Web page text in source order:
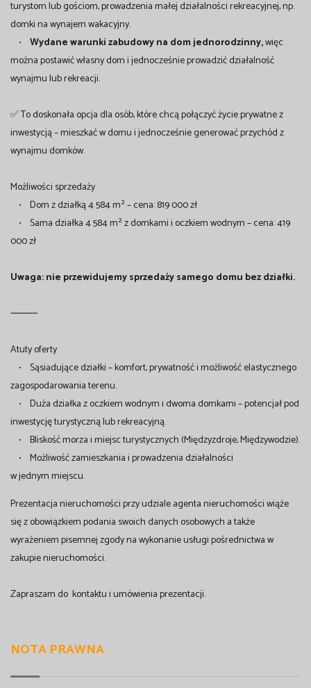
turystom lub gościom, prowadzenia małej działalności rekreacyjnej, np.
domki na wynajem wakacyjny.
• Wydane warunki zabudowy na dom jednorodzinny,więc
można postawić własny dom i jednocześnie prowadzić działalność
wynajmu lub rekreacji.
✅ To doskonała opcja dla osób, które chcą połączyć życie prywatne z
inwestycją – mieszkać w domu i jednocześnie generować przychód z
wynajmu domków.
Możliwości sprzedaży
• Dom z działką 4 584 m² – cena: 819 000 zł
• Sama działka 4 584 m² z domkami i oczkiem wodnym – cena: 419
000 zł
Uwaga: nie przewidujemy sprzedaży samego domu bez działki.
⸻
Atuty oferty
• Sąsiadujące działki – komfort, prywatność i możliwość elastycznego
zagospodarowania terenu.
• Duża działka z oczkiem wodnym i dwoma domkami – potencjał pod
inwestycję turystyczną lub rekreacyjną.
• Bliskość morza i miejsc turystycznych (Międzyzdroje, Międzywodzie).
• Możliwość zamieszkania i prowadzenia działalności
w jednym miejscu.
Prezentacja nieruchomości przy udziale agenta nieruchomości wiąże
się z obowiązkiem podania swoich danych osobowych a także
wyrażeniem pisemnej zgody na wykonanie usługi pośrednictwa w
zakupie nieruchomości.
Zapraszam do kontaktu i umówienia prezentacji.
NOTA PRAWNA